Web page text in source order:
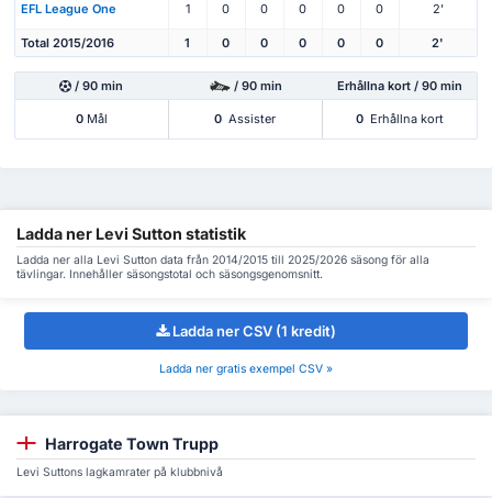
EFL League One 1 0 0 0 0 0 2'
Total 2015/2016 1 0 0 0 0 0 2'
/ 90 min / 90 min Erhållna kort / 90 min
0Mål 0 Assister 0 Erhållna kort
Ladda ner Levi Sutton statistik
Ladda ner alla Levi Sutton data från 2014/2015 till 2025/2026 säsong för alla
tävlingar. Innehåller säsongstotal och säsongsgenomsnitt.
Ladda ner CSV (1 kredit)
Ladda ner gratis exempel CSV »
Harrogate Town Trupp
Levi Suttons lagkamrater på klubbnivå